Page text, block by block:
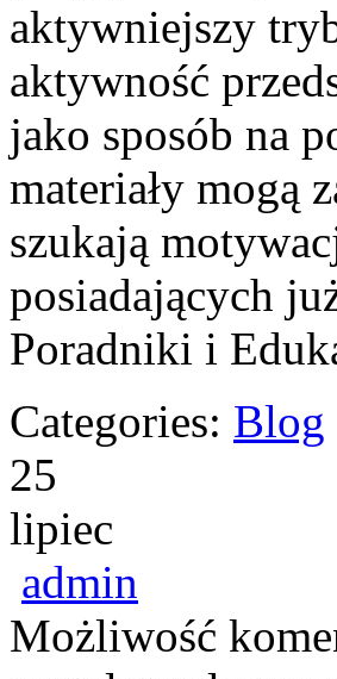
aktywniejszy
aktywność
jako sposób na
materiały mogą
szukają
posiadających
Poradniki i
Categories: Blog
25
lipiec
admin
Możliwość